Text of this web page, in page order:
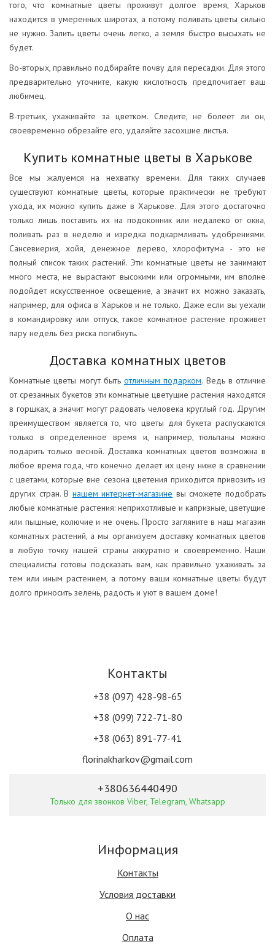
того, что комнатные цветы проживут долгое время, Харьков
находится в умеренных широтах, а потому поливать цветы сильно
не нужно. Залить цветы очень легко, а земля быстро высыхать не
будет.
Во-вторых, правильно подбирайте почву для пересадки. Для этого
предварительно уточните, какую кислотность предпочитает ваш
любимец.
В-третьих, ухаживайте за цветком. Следите, не болеет ли он,
своевременно обрезайте его, удаляйте засохшие листья.
Купить комнатные цветы в Харькове
Все мы жалуемся на нехватку времени. Для таких случаев
существуют комнатные цветы, которые практически не требуют
ухода, их можно купить даже в Харькове. Для этого достаточно
только лишь поставить их на подоконник или недалеко от окна,
поливать раз в неделю и изредка подкармливать удобрениями.
Сансевиерия, хойя, денежное дерево, хлорофитума - это не
полный список таких растений. Эти комнатные цветы не занимают
много места, не вырастают высокими или огромными, им вполне
подойдет искусственное освещение, а значит их можно заказать,
например, для офиса в Харьков и не только. Даже если вы уехали
в командировку или отпуск, такое комнатное растение проживет
пару недель без риска погибнуть.
Доставка комнатных цветов
Комнатные цветы могут быть отличным подарком. Ведь в отличие
от срезанных букетов эти комнатные цветущие растения находятся
в горшках, а значит могут радовать человека круглый год. Другим
преимуществом является то, что цветы для букета распускаются
только в определенное время и, например, тюльпаны можно
подарить только весной. Доставка комнатных цветов возможна в
любое время года, что конечно делает их цену ниже в сравнении
с цветами, которые вне сезона цветения приходится привозить из
других стран. В нашем интернет-магазине вы сможете подобрать
любые комнатные растения: неприхотливые и капризные, цветущие
или пышные, колючие и не очень. Просто загляните в наш магазин
комнатных растений, а мы организуем доставку комнатных цветов
в любую точку нашей страны аккуратно и своевременно. Наши
специалисты готовы подсказать вам, как правильно ухаживать за
тем или иным растением, а потому ваши комнатные цветы будут
долго приносить зелень, радость и уют в вашем доме!
Контакты
+38 (097) 428-98-65
+38 (099) 722-71-80
+38 (063) 891-77-41
florinakharkov@gmail.com
+380636440490
Только для звонков Viber, Telegram, Whatsapp
Информация
Контакты
Условия доставки
О нас
Оплата